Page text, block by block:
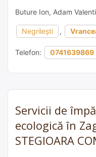
Buture Ion, Adam
Negrilești ,
Telefon: 0741639869
Servicii de
ecologică în
STEGIOARA